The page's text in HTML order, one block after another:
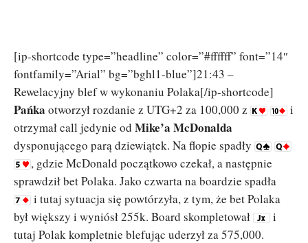
[ip-shortcode type=”headline” color=”#ffffff” font=”14″
fontfamily=”Arial” bg=”bghl1-blue”]21:43 –
Rewelacyjny blef w wykonaniu Polaka[/ip-shortcode]
Pańka otworzył rozdanie z UTG+2 za 100,000 z
i
otrzymał call jedynie od Mike’a McDonalda
dysponującego parą dziewiątek. Na flopie spadły
, gdzie McDonald początkowo czekał, a następnie
sprawdził bet Polaka. Jako czwarta na boardzie spadła
i tutaj sytuacja się powtórzyła, z tym, że bet Polaka
był większy i wyniósł 255k. Board skompletował
i
tutaj Polak kompletnie blefując uderzył za 575,000.